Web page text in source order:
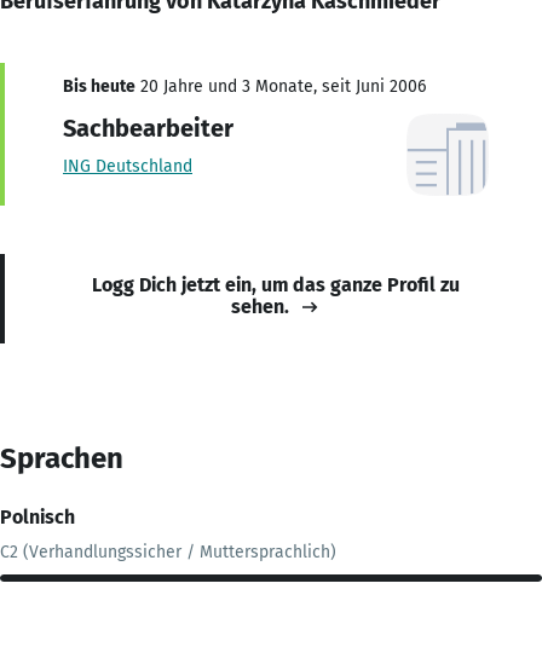
Bis heute 20 Jahre und 3 Monate, seit Juni 2006
Sachbearbeiter
ING Deutschland
Logg Dich jetzt ein, um das ganze Profil zu
sehen.
Sprachen
Polnisch
C2 (Verhandlungssicher / Muttersprachlich)